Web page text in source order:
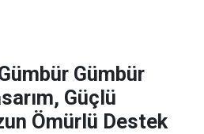
Gümbür
Güçlü
Ömürlü Destek